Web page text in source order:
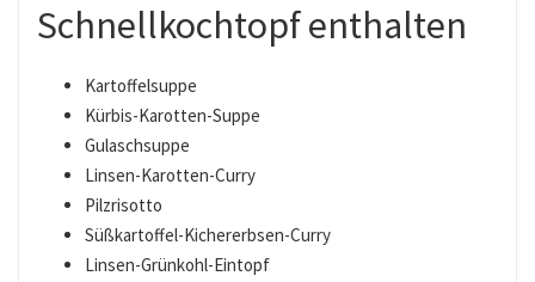
Schnellkochtopf enthalten
Kartoffelsuppe
Kürbis-Karotten-Suppe
Gulaschsuppe
Linsen-Karotten-Curry
Pilzrisotto
Süßkartoffel-Kichererbsen-Curry
Linsen-Grünkohl-Eintopf